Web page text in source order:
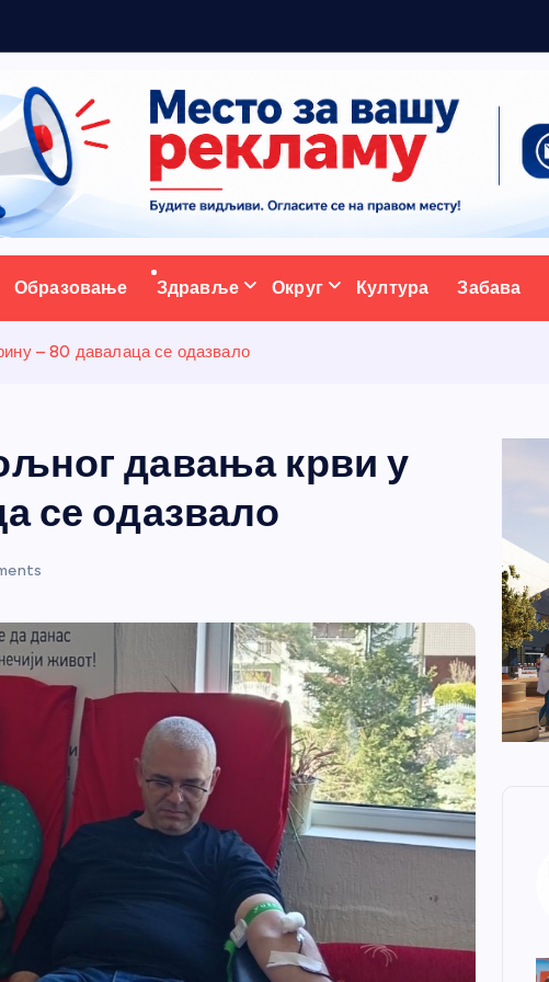
портал
Образовање Здравље Округ Култура Забава
– 80 давалаца се одазвало
давања крви у
се одазвало